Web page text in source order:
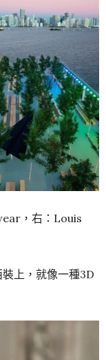
，右：Louis
上，就像一種3D